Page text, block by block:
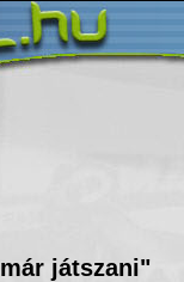
játszani"